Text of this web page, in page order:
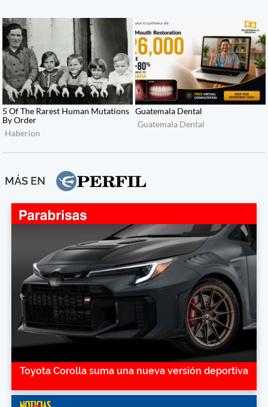
MÁS EN
Toyota Corolla suma una nueva versión deportiva